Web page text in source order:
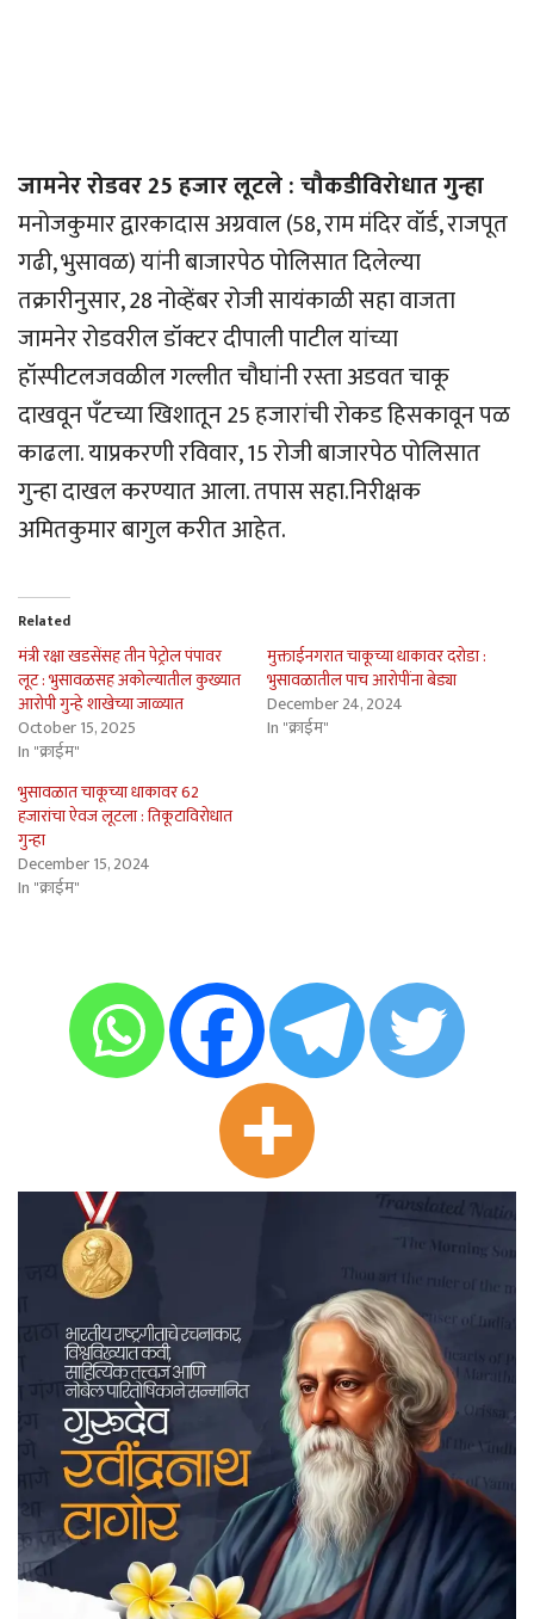
जामनेर रोडवर 25 हजार लूटले : चौकडीविरोधात गुन्हा
मनोजकुमार द्वारकादास अग्रवाल (58, राम मंदिर वॉर्ड, राजपूत
गढी, भुसावळ) यांनी बाजारपेठ पोलिसात दिलेल्या
तक्रारीनुसार, 28 नोव्हेंबर रोजी सायंकाळी सहा वाजता
जामनेर रोडवरील डॉक्टर दीपाली पाटील यांच्या
हॉस्पीटलजवळील गल्लीत चौघांनी रस्ता अडवत चाकू
दाखवून पँटच्या खिशातून 25 हजारांची रोकड हिसकावून पळ
काढला. याप्रकरणी रविवार, 15 रोजी बाजारपेठ पोलिसात
गुन्हा दाखल करण्यात आला. तपास सहा.निरीक्षक
अमितकुमार बागुल करीत आहेत.
Related
मंत्री रक्षा खडसेंसह तीन पेट्रोल पंपावर
लूट : भुसावळसह अकोल्यातील कुख्यात
आरोपी गुन्हे शाखेच्या जाळ्यात
October 15, 2025
In "क्राईम"
मुक्ताईनगरात चाकूच्या धाकावर दरोडा :
भुसावळातील पाच आरोपींना बेड्या
December 24, 2024
In "क्राईम"
भुसावळात चाकूच्या धाकावर 62
हजारांचा ऐवज लूटला : तिकूटाविरोधात
गुन्हा
December 15, 2024
In "क्राईम"